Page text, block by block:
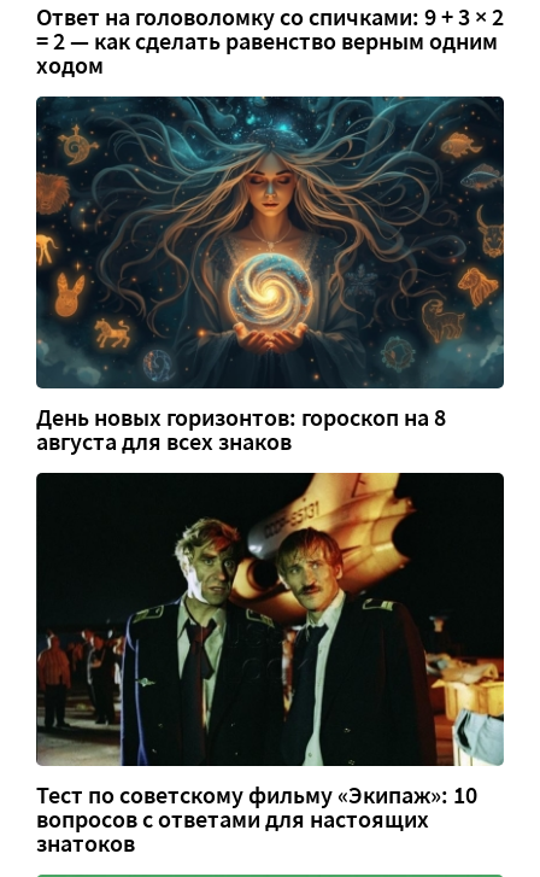
Ответ на головоломку со спичками: 9 + 3 × 2
= 2 — как сделать равенство верным одним
ходом
День новых горизонтов: гороскоп на 8
августа для всех знаков
Тест по советскому фильму «Экипаж»: 10
вопросов с ответами для настоящих
знатоков